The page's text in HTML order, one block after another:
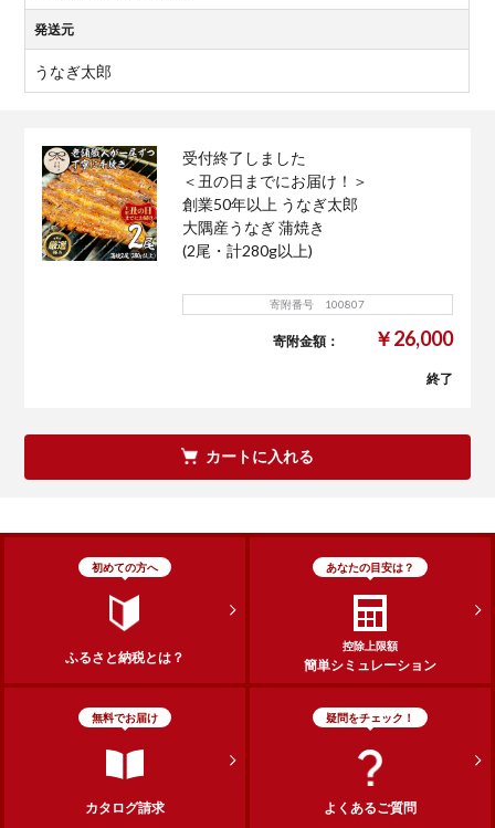
発送元
うなぎ太郎
受付終了しました
＜丑の日までにお届け！＞
創業50年以上 うなぎ太郎
大隅産うなぎ 蒲焼き
(2尾・計280g以上)
寄附番号 100807
寄附金額： ￥26,000
終了
カートに入れる
初めての方へ
ふるさと納税とは？
あなたの目安は？
控除上限額
簡単シミュレーション
無料でお届け
カタログ請求
疑問をチェック！
よくあるご質問